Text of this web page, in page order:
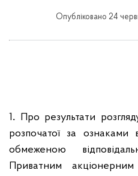
Опубліковано 24
1. Про результати
розпочатої за ознаками
обмеженою
Приватним